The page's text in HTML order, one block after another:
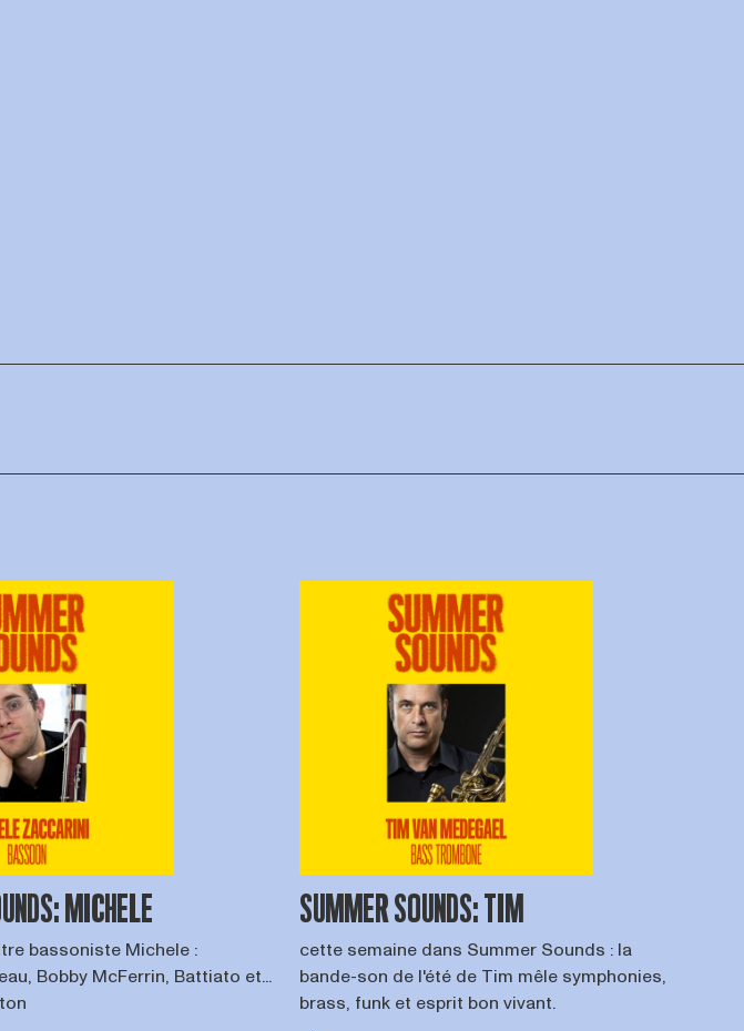
MICHELE
bassoniste Michele :
Bobby McFerrin, Battiato et...
SUMMER SOUNDS: TIM
cette semaine dans Summer Sounds : la
bande-son de l'été de Tim mêle symphonies,
brass, funk et esprit bon vivant.